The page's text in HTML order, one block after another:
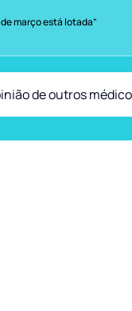
março está lotada”
de outros